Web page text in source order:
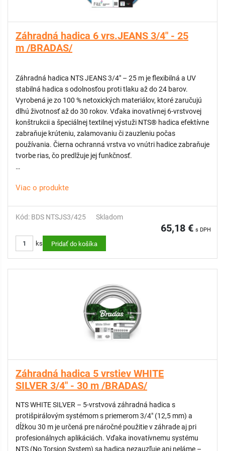
Nástenný držiak na záhradnú hadicu
KATEGÓRIA: Professional
Záhradná hadica 6 vrs.JEANS 3/4" - 25
m /BRADAS/
Záhradná hadica NTS JEANS 3/4" – 25 m je flexibilná a UV
stabilná hadica s odolnosťou proti tlaku až do 24 barov.
Vyrobená je zo 100 % netoxických materiálov, ktoré zaručujú
dlhú životnosť až do 30 rokov. Vďaka inovatívnej 6-vrstvovej
konštrukcii a špeciálnej textilnej výstuži NTS® hadica efektívne
zabraňuje krúteniu, zalamovaniu či zauzleniu počas
používania. Čierna ochranná vrstva vo vnútri hadice zabraňuje
tvorbe rias, čo predlžuje jej funkčnosť.
teplotnom rozsahu od -20 °C do +60 °C a vďaka technológii
Povrchová vrstva SKY TECH poskytuje špičkovú anti-UV
ochranu a celková štruktúra hadice zabezpečuje vysokú
odolnosť a spoľahlivosť.
Anti-UV ochrana vonkajšej vrstvy SKY TECH
Špeciálna čierna vrstva proti tvorbe rias
Vysoká flexibilita a odolnosť proti zalomeniu a zauzleniu
KATEGÓRIA: Professional
Viac o produkte
Kód: BDS NTSJS3/425 Skladom
65,18 € s DPH
ks Pridať do košíka
Záhradná hadica 5 vrstiev WHITE
SILVER 3/4" - 30 m /BRADAS/
NTS WHITE SILVER – 5-vrstvová záhradná hadica s
protišpirálovým systémom s priemerom 3/4" (12,5 mm) a
dĺžkou 30 m je určená pre náročné použitie v záhrade aj pri
profesionálnych aplikáciách. Vďaka inovatívnemu systému
NTS (No Torsion System) sa hadica nezauzľuje ani neláme –